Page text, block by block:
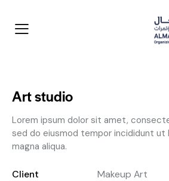
Art studio
Lorem ipsum dolor sit amet,
sed do eiusmod tempor incididunt ut
magna aliqua.
Client
Makeup Art